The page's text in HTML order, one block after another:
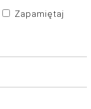
Zapamiętaj